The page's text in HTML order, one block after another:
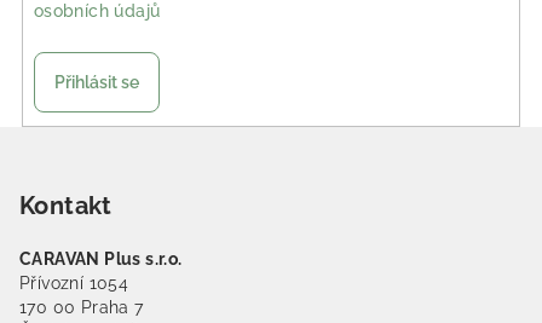
osobních údajů
Přihlásit se
Kontakt
CARAVAN Plus s.r.o.
Přívozní 1054
170 00 Praha 7